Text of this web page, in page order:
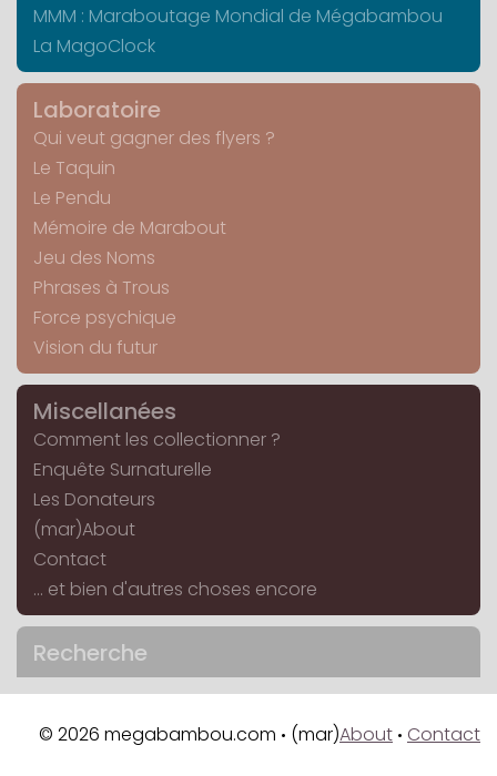
MMM : Maraboutage Mondial de Mégabambou
La MagoClock
Laboratoire
Qui veut gagner des flyers ?
Le Taquin
Le Pendu
Mémoire de Marabout
Jeu des Noms
Phrases à Trous
Force psychique
Vision du futur
Miscellanées
Comment les collectionner ?
Enquête Surnaturelle
Les Donateurs
(mar)About
Contact
... et bien d'autres choses encore
Recherche
© 2026 megabambou.com • (mar)About • Contact